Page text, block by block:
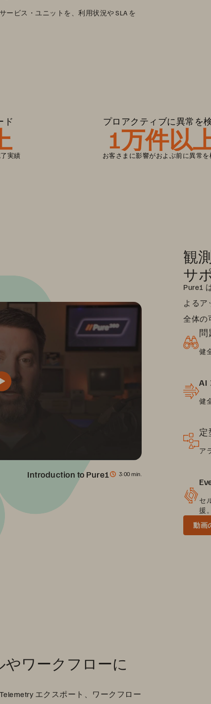
ービス・ユニットを、利用状況や SLA を
ド
実績
プロアクティブに異常を
1万件以
お客さまに影響がおよぶ前に異常を
観
サ
Pure1
よるア
全体の
問
健
AI
健
定
ア
セ
援。
動画
Introduction to Pure1 3 00 min.
やワークフローに
エクスポート、ワークフロー